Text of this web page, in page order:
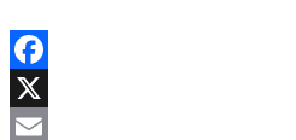
Facebook
X